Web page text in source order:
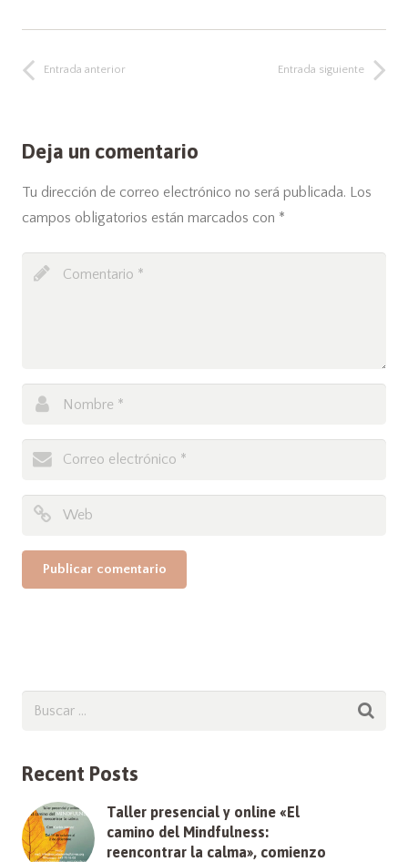
Entrada anterior Entrada siguiente
Deja un comentario
Tu dirección de correo electrónico no será publicada. Los
campos obligatorios están marcados con *
Recent Posts
Taller presencial y online «El
camino del Mindfulness:
reencontrar la calma», comienzo